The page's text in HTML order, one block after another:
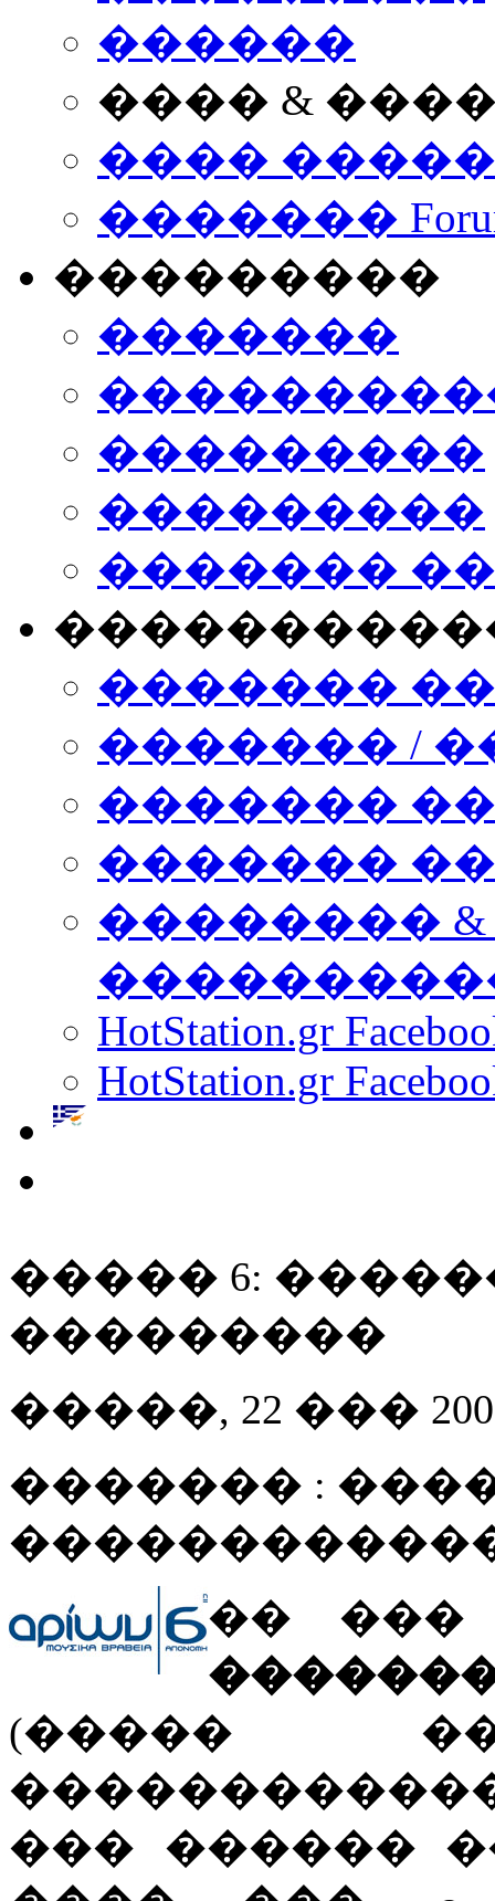
������
���� &
����
�������
���������
�������
���������
���������
�������
�������
������� /
�������
������� ���
��������
HotStation.gr
HotStation.gr
����� 6:
���������
�����, 22 ��� 2007
������� :
��
(�����
��� ������